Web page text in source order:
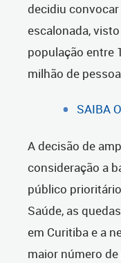
decidiu
escalonada,
população entre
milhão de
SAIBA
A decisão de
consideração a
público
Saúde, as
em Curitiba e a
maior número